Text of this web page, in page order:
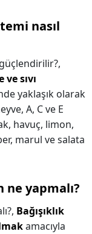
nasıl
sıvı
yaklaşık olarak
A, C ve E
havuç, limon,
marul ve salata
yapmalı?
Bağışıklık
amacıyla